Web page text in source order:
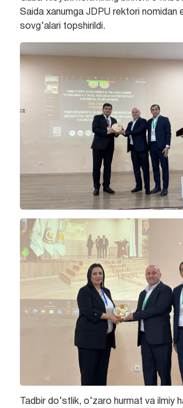
Saida xanumga JDPU rektori nomidan
sovg‘alari topshirildi.
Tadbir do‘stlik, o‘zaro hurmat va ilmiy